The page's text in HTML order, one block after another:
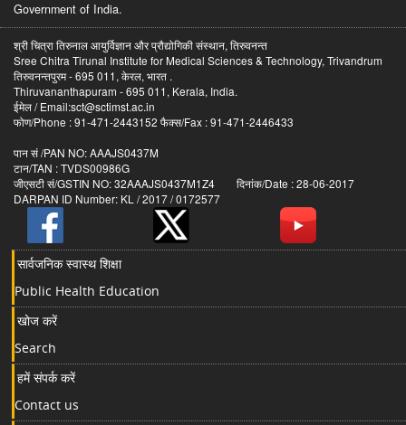
Government of India.
श्री चित्रा तिरुनाल आयुर्विज्ञान और प्रौद्योगिकी संस्थान, तिरुवनन्त
Sree Chitra Tirunal Institute for Medical Sciences & Technology, Trivandrum
तिरुवनन्तपुरम - 695 011, केरल, भारत .
Thiruvananthapuram - 695 011, Kerala, India.
ईमेल / Email:sct@sctimst.ac.in
फोण/Phone : 91-471-2443152 फैक्स/Fax : 91-471-2446433
पान सं /PAN NO: AAAJS0437M
टान/TAN : TVDS00986G
जीएसटी सं/GSTIN NO: 32AAAJS0437M1Z4 दिनांक/Date : 28-06-2017
DARPAN ID Number: KL / 2017 / 0172577
सार्वजनिक स्वास्थ शिक्षा
Public Health Education
खोज करें
Search
हमें संपर्क करें
Contact us